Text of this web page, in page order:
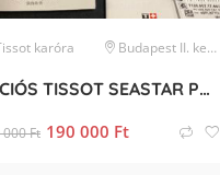
karóra Budapest II. kerület
AKCIÓS TISSOT SEASTAR PROFESSIONAL 2000 BÚVÁRÓRA
000Ft 190 000 Ft